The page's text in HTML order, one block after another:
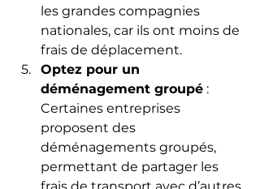
les grandes compagnies
nationales, car ils ont moins de
frais de déplacement.
Optez pour un
déménagement groupé :
Certaines entreprises
proposent des
déménagements groupés,
permettant de partager les